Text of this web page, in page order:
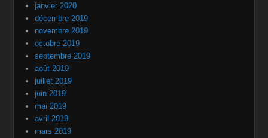
janvier 2020
décembre 2019
novembre 2019
octobre 2019
septembre 2019
août 2019
juillet 2019
juin 2019
mai 2019
avril 2019
mars 2019